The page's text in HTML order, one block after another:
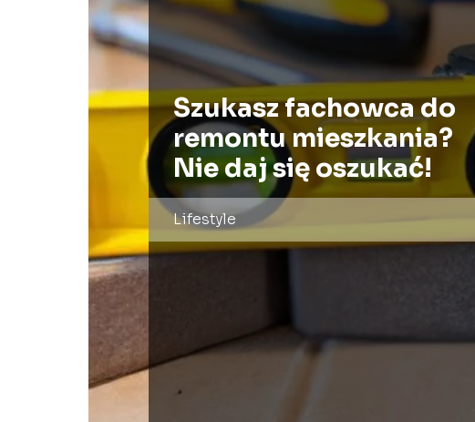
Szukasz fachowca do
remontu mieszkania?
Nie daj się oszukać!
Lifestyle